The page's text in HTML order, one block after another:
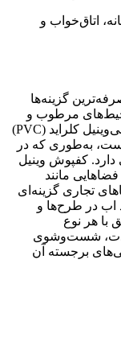
گزینه‌ها
مرطوب و
رطوبتی بسیار مناسب است. این کفپوش از پلی‌وینیل کلراید (PVC)
به‌طوری که در
دارد. کفپوش وینیل
مانند
تجاری گزینه‌ای
اب در طرح‌ها و
با هر نوع
شست‌وشوی
برجسته آن